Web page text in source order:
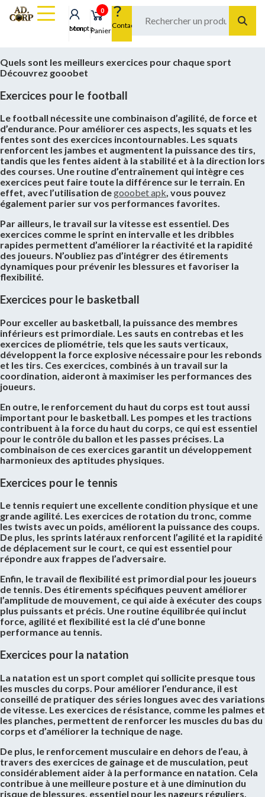
Mon compte
0
Panier
Contact
Quels sont les meilleurs exercices pour chaque sport
Découvrez gooobet
Exercices pour le football
Le football nécessite une combinaison d’agilité, de force et
d’endurance. Pour améliorer ces aspects, les squats et les
fentes sont des exercices incontournables. Les squats
renforcent les jambes et augmentent la puissance des tirs,
tandis que les fentes aident à la stabilité et à la direction lors
des courses. Une routine d’entraînement qui intègre ces
exercices peut faire toute la différence sur le terrain. En
effet, avec l’utilisation degooobet apk, vous pouvez
également parier sur vos performances favorites.
Par ailleurs, le travail sur la vitesse est essentiel. Des
exercices comme le sprint en intervalle et les dribbles
rapides permettent d’améliorer la réactivité et la rapidité
des joueurs. N’oubliez pas d’intégrer des étirements
dynamiques pour prévenir les blessures et favoriser la
flexibilité.
Exercices pour le basketball
Pour exceller au basketball, la puissance des membres
inférieurs est primordiale. Les sauts en contrebas et les
exercices de pliométrie, tels que les sauts verticaux,
développent la force explosive nécessaire pour les rebonds
et les tirs. Ces exercices, combinés à un travail sur la
coordination, aideront à maximiser les performances des
joueurs.
En outre, le renforcement du haut du corps est tout aussi
important pour le basketball. Les pompes et les tractions
contribuent à la force du haut du corps, ce qui est essentiel
pour le contrôle du ballon et les passes précises. La
combinaison de ces exercices garantit un développement
harmonieux des aptitudes physiques.
Exercices pour le tennis
Le tennis requiert une excellente condition physique et une
grande agilité. Les exercices de rotation du tronc, comme
les twists avec un poids, améliorent la puissance des coups.
De plus, les sprints latéraux renforcent l’agilité et la rapidité
de déplacement sur le court, ce qui est essentiel pour
répondre aux frappes de l’adversaire.
Enfin, le travail de flexibilité est primordial pour les joueurs
de tennis. Des étirements spécifiques peuvent améliorer
l’amplitude de mouvement, ce qui aide à exécuter des coups
plus puissants et précis. Une routine équilibrée qui inclut
force, agilité et flexibilité est la clé d’une bonne
performance au tennis.
Exercices pour la natation
La natation est un sport complet qui sollicite presque tous
les muscles du corps. Pour améliorer l’endurance, il est
conseillé de pratiquer des séries longues avec des variations
de vitesse. Les exercices de résistance, comme les palmes et
les planches, permettent de renforcer les muscles du bas du
corps et d’améliorer la technique de nage.
De plus, le renforcement musculaire en dehors de l’eau, à
travers des exercices de gainage et de musculation, peut
considérablement aider à la performance en natation. Cela
contribue à une meilleure posture et à une diminution du
risque de blessures, essentiel pour les nageurs réguliers.